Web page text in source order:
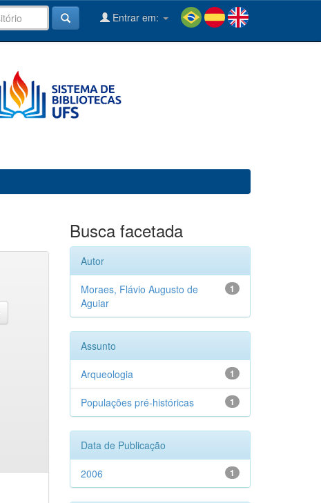
Entrar em:
Busca facetada
Autor
1
Moraes, Flávio Augusto de
Aguiar
Assunto
1
Arqueologia
1
Populações pré-históricas
Data de Publicação
1
2006